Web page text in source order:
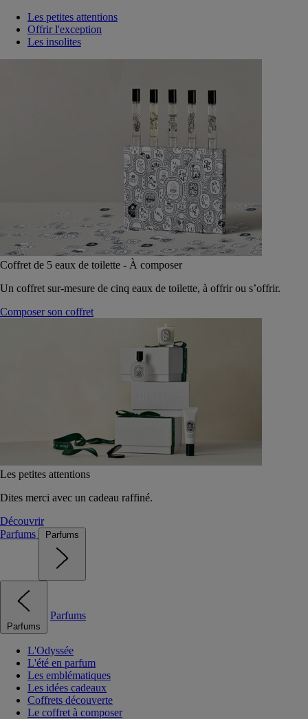
Les petites attentions
Offrir l'exception
Les insolites
Coffret de 5 eaux de toilette - À composer
Un coffret sur-mesure de cinq eaux de toilette, à offrir ou s’offrir.
Composer son coffret
Les petites attentions
Dites merci avec un cadeau raffiné.
Découvrir
Parfums
Parfums
Parfums
Parfums
L'Odyssée
L'été en parfum
Les emblématiques
Les idées cadeaux
Coffrets découverte
Le coffret à composer